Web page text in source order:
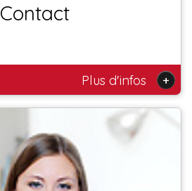
Contact
Plus d'infos +